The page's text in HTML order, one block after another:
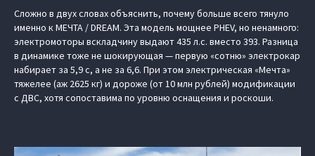
Сложно в двух словах объяснить, почему больше всего тянуло
именно к МЕЧТА / DREAM. Эта модель мощнее PHEV, но ненамного:
электромоторы вскладчину выдают 435 л.с. вместо 393. Разница
в динамике тоже не шокирующая — первую «сотню» электрокар
набирает за 5,9 с, а не за 6,6. При этом электрическая «Мечта»
тяжелее (аж 2625 кг) и дороже (от 10 млн рублей) модификации
с ДВС, хотя сопоставима по уровню оснащения и роскоши.